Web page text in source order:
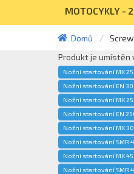
MOTOCYKLY -
Domů
Screw
Produkt je umístěn
Nožní startování MX
Nožní startování EN
Nožní startování MX
Nožní startování EN
Nožní startování MX
Nožní startování SMR
Nožní startování MX
Nožní startování SMR